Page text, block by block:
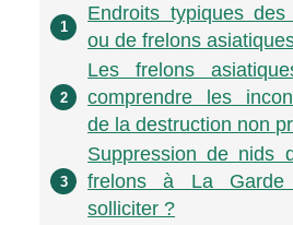
1
Endroits typiques
ou de frelons
2
Les frelons
comprendre les
de la destruction non
3
Suppression de nids
frelons à La
solliciter ?